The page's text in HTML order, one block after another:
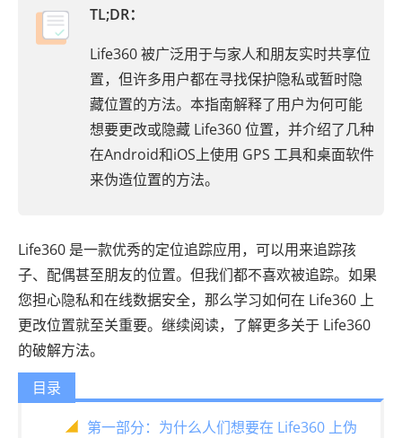
TL;DR：
Life360 被广泛用于与家人和朋友实时共享位
置，但许多用户都在寻找保护隐私或暂时隐
藏位置的方法。本指南解释了用户为何可能
想要更改或隐藏 Life360 位置，并介绍了几种
在Android和iOS上使用 GPS 工具和桌面软件
来伪造位置的方法。
Life360 是一款优秀的定位追踪应用，可以用来追踪孩
子、配偶甚至朋友的位置。但我们都不喜欢被追踪。如果
您担心隐私和在线数据安全，那么学习如何在 Life360 上
更改位置就至关重要。继续阅读，了解更多关于 Life360
的破解方法。
目录
第一部分：为什么人们想要在 Life360 上伪